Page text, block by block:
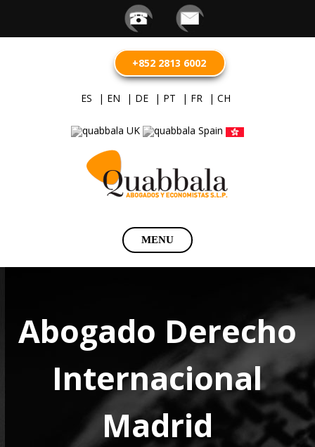
+852 2813 6002
ES | EN | DE | PT | FR | CH
MENU
Abogado Derecho
Internacional
Madrid